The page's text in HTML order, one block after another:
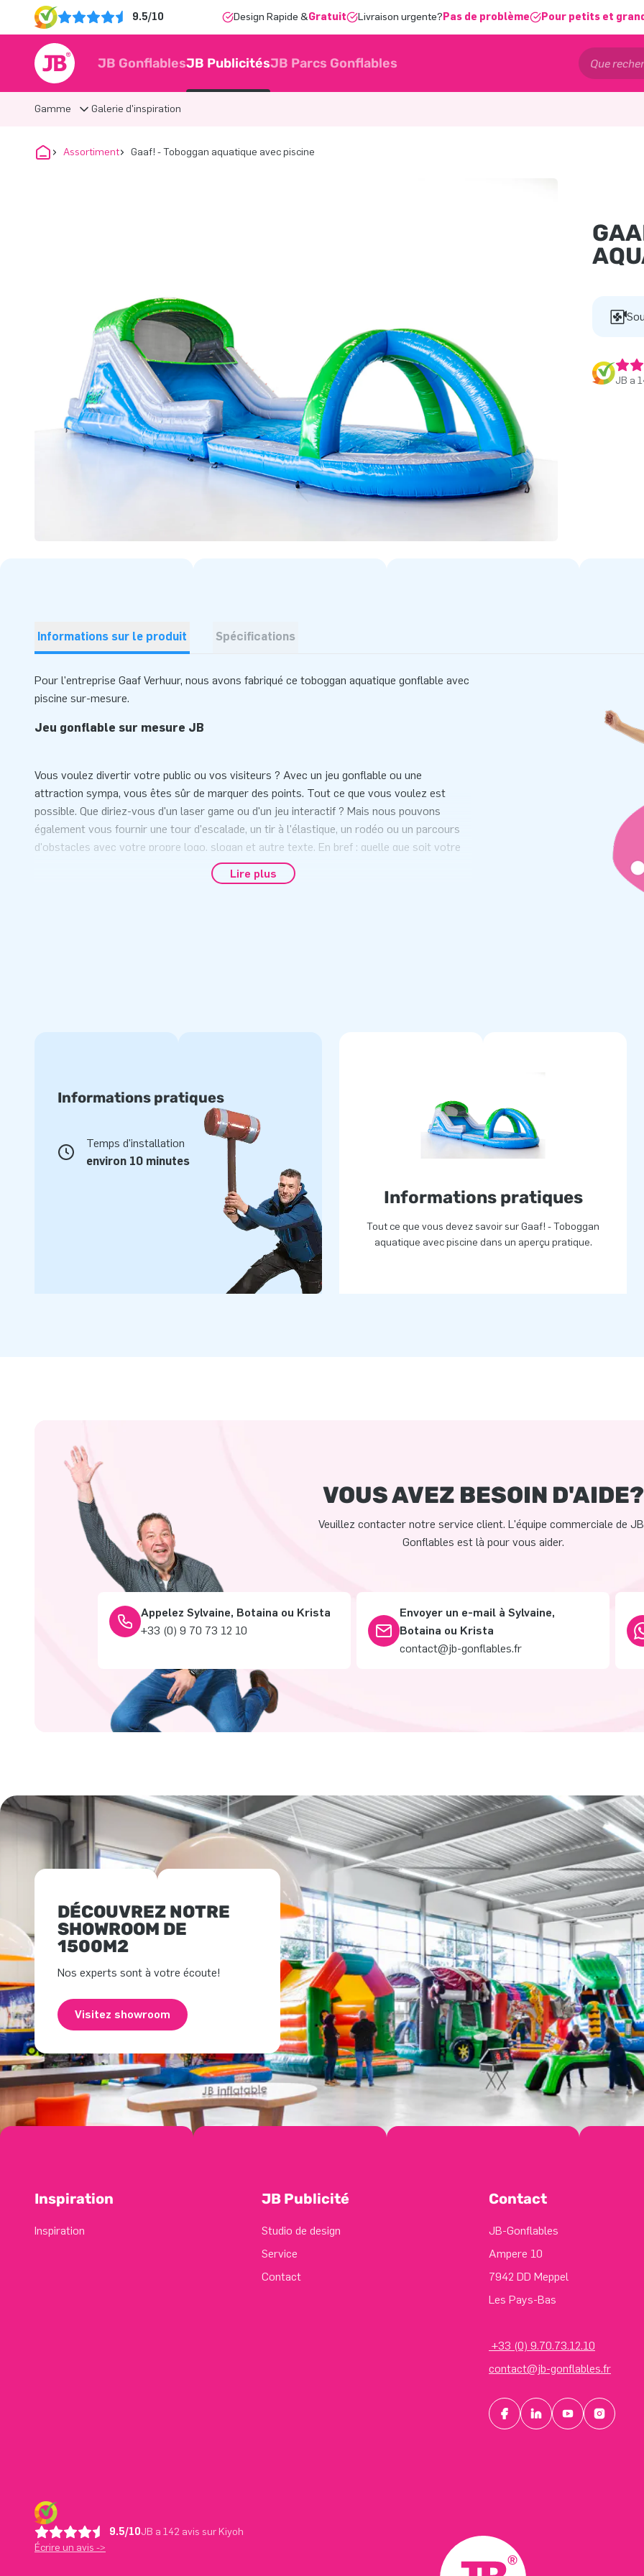
9.5/10 Design Rapide &Gratuit Livraison urgente? Pas de problème Pour petits et
JB GonflablesJB PublicitésJB Parcs Gonflables
Gamme Galerie d'inspiration
Assortiment Gaaf! - Toboggan aquatique avec piscine
JB a
Informations sur le produit Spécifications
Pour l'entreprise Gaaf Verhuur, nous avons fabriqué ce toboggan aquatique gonflable avec
piscine sur-mesure.
Jeu gonflable sur mesure JB
Vous voulez divertir votre public ou vos visiteurs ? Avec un jeu gonflable ou une
attraction sympa, vous êtes sûr de marquer des points. Tout ce que vous voulez est
possible. Que diriez-vous d'un laser game ou d'un jeu interactif ? Mais nous pouvons
également vous fournir une tour d'escalade, un tir à l'élastique, un rodéo ou un parcours
d'obstacles avec votre propre logo, slogan et autre texte. En bref : quelle que soit votre
idée de jeu, nous la réalisons pour vous sous toutes ses formes, couleurs et tailles.
Parfait pour un événement ou une campagne de marketing.
Lire plus
Informations pratiques
Temps d'installation
environ 10 minutes
Informations pratiques
Tout ce que vous devez savoir sur Gaaf! - Toboggan
aquatique avec piscine dans un aperçu pratique.
VOUS AVEZ BESOIN D'AIDE?
Veuillez contacter notre service client. L'équipe commerciale de
Gonflables est là pour vous aider.
Appelez Sylvaine, Botaina ou Krista
+33 (0) 9 70 73 12 10
Envoyer un e-mail à Sylvaine,
Botaina ou Krista
contact@jb-gonflables.fr
DÉCOUVREZ NOTRE
SHOWROOM DE
1500M2
Nos experts sont à votre écoute!
Visitez showroom
Inspiration
Inspiration
JB Publicité
Studio de design
Service
Contact
Contact
JB-Gonflables
Ampere 10
7942 DD Meppel
Les Pays-Bas
+33 (0) 9.70.73.12.10
contact@jb-gonflables.fr
9.5/10JB a 142 avis sur Kiyoh
Écrire un avis ->